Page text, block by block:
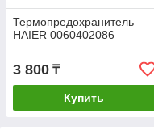
Термопредохранитель
HAIER 0060402086
3 800 ₸
Купить